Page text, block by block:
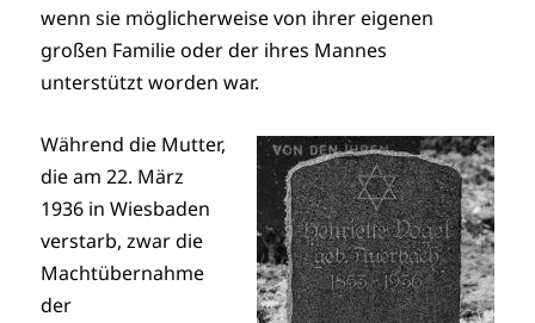
wenn sie möglicherweise von ihrer eigenen
großen Familie oder der ihres Mannes
unterstützt worden war.
Während die Mutter,
die am 22. März
1936 in Wiesbaden
verstarb, zwar die
Machtübernahme
der